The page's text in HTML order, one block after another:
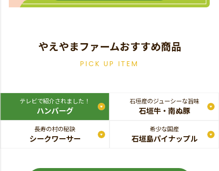
やえやまファームおすすめ商品
PICK UP ITEM
テレビで紹介されました！
ハンバーグ
石垣産のジューシーな旨味
石垣牛・南ぬ豚
長寿の村の秘訣
シークワーサー
希少な国産
石垣島パイナップル